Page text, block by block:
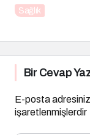
Eksikliklerinin
Sağlık
Bir Cevap
E-posta
işaretlenmişlerdir